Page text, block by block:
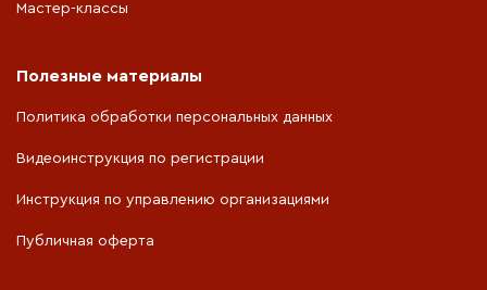
Мастер-классы
Полезные материалы
Политика обработки персональных данных
Видеоинструкция по регистрации
Инструкция по управлению организациями
Публичная оферта